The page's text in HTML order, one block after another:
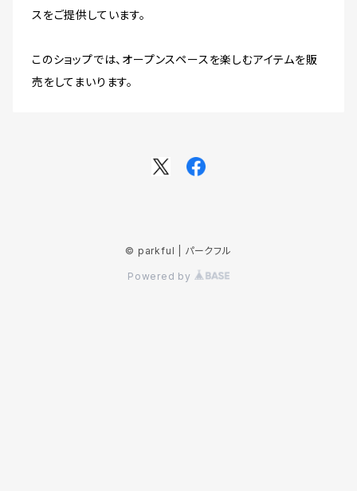
スをご提供しています。
このショップでは、オープンスペースを楽しむアイテムを販
売をしてまいります。
© parkful | パークフル
Powered by